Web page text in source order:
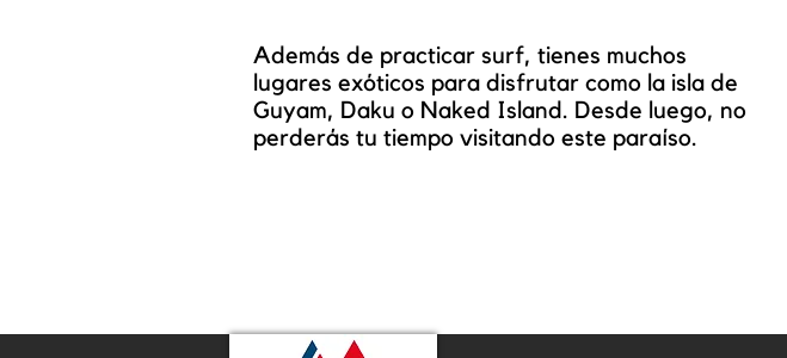
Además de practicar surf, tienes muchos
lugares exóticos para disfrutar como la isla de
Guyam, Daku o Naked Island. Desde luego, no
perderás tu tiempo visitando este paraíso.